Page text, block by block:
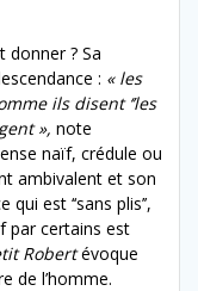
donner ? Sa
: « les
ils disent ‘’les
», note
naïf, crédule ou
ambivalent et son
est ‘‘sans plis’’,
par certains est
Robertévoque
de l’homme.